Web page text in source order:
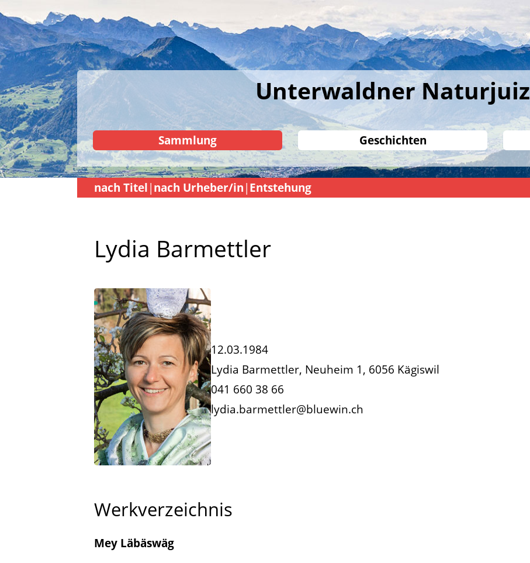
Unterwaldner Naturjuiz
Sammlung
nach Titel nach Urheber/in Entstehung
Geschichten
Lydia Barmettler
12.03.1984
Lydia Barmettler, Neuheim 1, 6056 Kägiswil
041 660 38 66
lydia.barmettler@bluewin.ch
Werkverzeichnis
Mey Läbäswäg